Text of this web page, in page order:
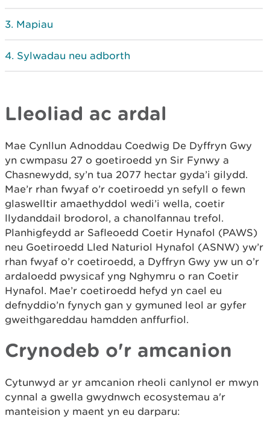
Mapiau
Sylwadau neu adborth
Lleoliad ac ardal
Mae Cynllun Adnoddau Coedwig De Dyffryn Gwy
yn cwmpasu 27 o goetiroedd yn Sir Fynwy a
Chasnewydd, sy’n tua 2077 hectar gyda’i gilydd.
Mae’r rhan fwyaf o’r coetiroedd yn sefyll o fewn
glaswelltir amaethyddol wedi’i wella, coetir
llydanddail brodorol, a chanolfannau trefol.
Planhigfeydd ar Safleoedd Coetir Hynafol (PAWS)
neu Goetiroedd Lled Naturiol Hynafol (ASNW) yw’r
rhan fwyaf o’r coetiroedd, a Dyffryn Gwy yw un o’r
ardaloedd pwysicaf yng Nghymru o ran Coetir
Hynafol. Mae’r coetiroedd hefyd yn cael eu
defnyddio’n fynych gan y gymuned leol ar gyfer
gweithgareddau hamdden anffurfiol.
Crynodeb o'r amcanion
Cytunwyd ar yr amcanion rheoli canlynol er mwyn
cynnal a gwella gwydnwch ecosystemau a'r
manteision y maent yn eu darparu: